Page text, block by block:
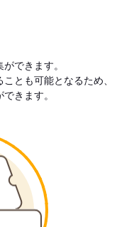
できます。
とも可能となるため、
きます。